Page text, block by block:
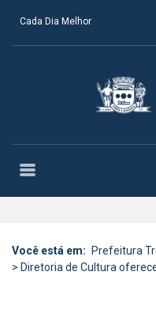
Cada Dia Melhor
Você está em: Prefeitura
> Diretoria de Cultura